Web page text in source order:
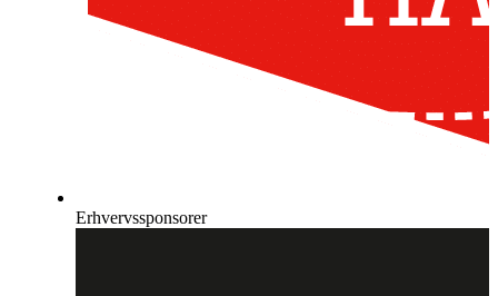
Erhvervssponsorer